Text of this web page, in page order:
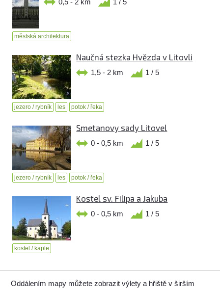
městská architektura
Naučná stezka Hvězda v Litovli
1,5 - 2 km 1 / 5
jezero / rybník les potok / řeka
Smetanovy sady Litovel
0 - 0,5 km 1 / 5
jezero / rybník les potok / řeka
Kostel sv. Filipa a Jakuba
0 - 0,5 km 1 / 5
kostel / kaple
Oddálením mapy můžete zobrazit výlety a hřiště v širším